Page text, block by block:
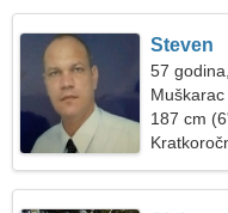
Steven
57
187 cm